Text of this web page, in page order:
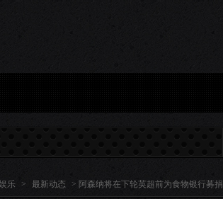
入14.89万元，融资融券余额6905.09万元...
乐 > 最新动态 > 阿森纳将在下轮英超前为食物银行募捐